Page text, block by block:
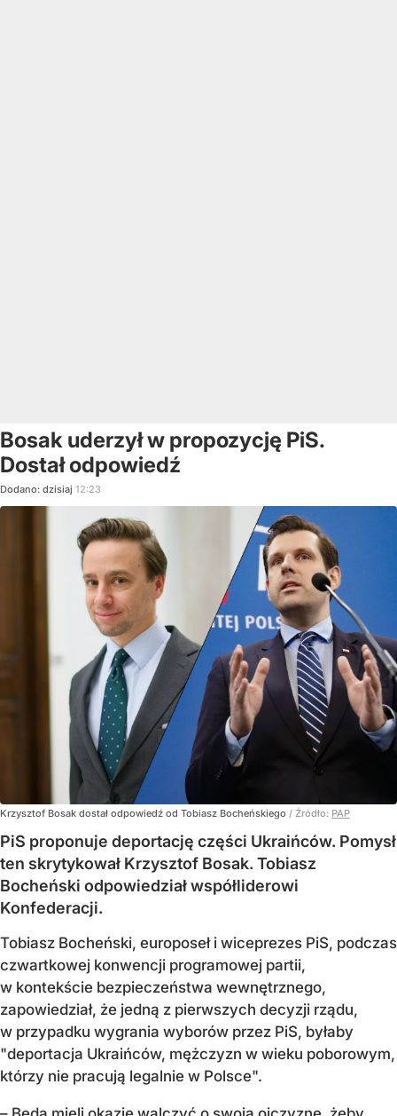
Bosak uderzył w propozycję PiS.
Dostał odpowiedź
Dodano: dzisiaj 12:23
Krzysztof Bosak dostał odpowiedź od Tobiasz Bocheńskiego / Źródło: PAP
PiS proponuje deportację części Ukraińców. Pomysł
ten skrytykował Krzysztof Bosak. Tobiasz
Bocheński odpowiedział współliderowi
Konfederacji.
Tobiasz Bocheński, europoseł i wiceprezes PiS, podczas
czwartkowej konwencji programowej partii,
w kontekście bezpieczeństwa wewnętrznego,
zapowiedział, że jedną z pierwszych decyzji rządu,
w przypadku wygrania wyborów przez PiS, byłaby
"deportacja Ukraińców, mężczyzn w wieku poborowym,
którzy nie pracują legalnie w Polsce".